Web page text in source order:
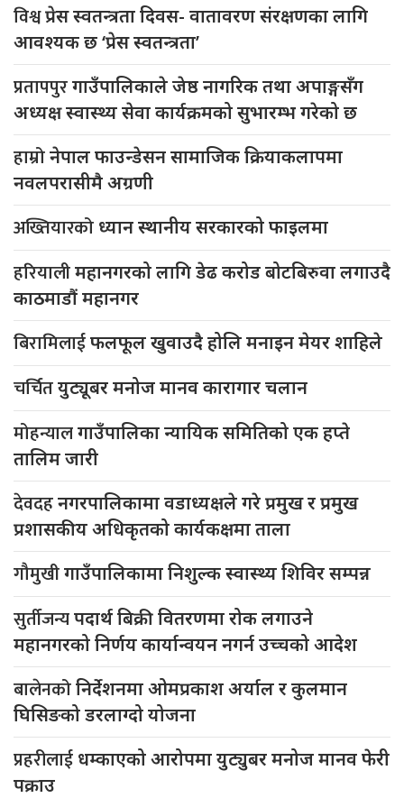
विश्वप्रेस स्वतन्त्रता दिवस- वातावरण संरक्षणका लागि
आवश्यक छ ‘प्रेस स्वतन्त्रता’
प्रतापपुरगाउँपालिकाले जेष्ठ नागरिक तथा अपाङ्गसँग
अध्यक्ष स्वास्थ्य सेवा कार्यक्रमको सुभारम्भ गरेको छ
हाम्रोनेपाल फाउन्डेसन सामाजिक क्रियाकलापमा
नवलपरासीमै अग्रणी
अख्तियारको ध्यान स्थानीय सरकारको फाइलमा
हरियालीमहानगरको लागि डेढ करोड बोटबिरुवा लगाउदै
काठमाडौं महानगर
बिरामिलाईफलफूल खुवाउदै होलि मनाइन मेयर शाहिले
चर्चितयुट्यूबर मनोज मानव कारागार चलान
मोहन्यालगाउँपालिका न्यायिक समितिको एक हप्ते
तालिम जारी
देवदहनगरपालिकामा वडाध्यक्षले गरे प्रमुख र प्रमुख
प्रशासकीय अधिकृतको कार्यकक्षमा ताला
गौमुखीगाउँपालिकामा निशुल्क स्वास्थ्य शिविर सम्पन्न
सुर्तीजन्यपदार्थ बिक्री वितरणमा रोक लगाउने
महानगरको निर्णय कार्यान्वयन नगर्न उच्चको आदेश
बालेनकोनिर्देशनमा ओमप्रकाश अर्याल र कुलमान
घिसिङको डरलाग्दो योजना
प्रहरीलाई धम्काएको आरोपमा युट्युबर मनोज मानव फेरी
पक्राउ